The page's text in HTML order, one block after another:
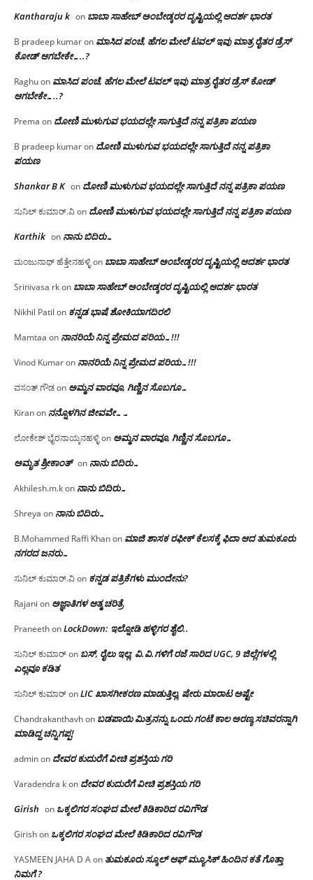
Kantharaju k on ಬಾಬಾ ಸಾಹೇಬ್ ಅಂಬೇಡ್ಕರರ ದೃಷ್ಟಿಯಲ್ಲಿ ಆದರ್ಶ ಭಾರತ
B pradeep kumaron ಮಾಸಿದ ಪಂಚೆ, ಹೆಗಲ ಮೇಲೆ ಟವಲ್‌ ಇವು ಮಾತ್ರ ರೈತರ ಡ್ರೆಸ್‌
ಕೋಡ್ ಆಗಬೇಕೇ…..?‌
Raghuon ಮಾಸಿದ ಪಂಚೆ, ಹೆಗಲ ಮೇಲೆ ಟವಲ್‌ ಇವು ಮಾತ್ರ ರೈತರ ಡ್ರೆಸ್‌ ಕೋಡ್
ಆಗಬೇಕೇ…..?‌
Prema on ದೋಣಿ ಮುಳುಗುವ ಭಯದಲ್ಲೇ ಸಾಗುತ್ತಿದೆ ನನ್ನ ಪತ್ರಿಕಾ ಪಯಣ
B pradeep kumaron ದೋಣಿ ಮುಳುಗುವ ಭಯದಲ್ಲೇ ಸಾಗುತ್ತಿದೆ ನನ್ನ ಪತ್ರಿಕಾ
ಪಯಣ
Shankar B K on ದೋಣಿ ಮುಳುಗುವ ಭಯದಲ್ಲೇ ಸಾಗುತ್ತಿದೆ ನನ್ನ ಪತ್ರಿಕಾ ಪಯಣ
ಸುನಿಲ್ ಕುಮಾರ್.ವಿon ದೋಣಿ ಮುಳುಗುವ ಭಯದಲ್ಲೇ ಸಾಗುತ್ತಿದೆ ನನ್ನ ಪತ್ರಿಕಾ ಪಯಣ
Karthik on ನಾನು ಬಿದಿರು…
ಮಂಜುನಾಥ್ ಹೆತ್ತೇನಹಳ್ಳಿon ಬಾಬಾ ಸಾಹೇಬ್ ಅಂಬೇಡ್ಕರರ ದೃಷ್ಟಿಯಲ್ಲಿ ಆದರ್ಶ ಭಾರತ
Srinivasa rkon ಬಾಬಾ ಸಾಹೇಬ್ ಅಂಬೇಡ್ಕರರ ದೃಷ್ಟಿಯಲ್ಲಿ ಆದರ್ಶ ಭಾರತ
Nikhil Patil on ಕನ್ನಡ ಭಾಷೆ ಶೋಕಿಯಾಗದಿರಲಿ
Mamtaa on ನಾನರಿಯೆ ನಿನ್ನ ಪ್ರೇಮದ ಪರಿಯ…!!!
Vinod Kumaron ನಾನರಿಯೆ ನಿನ್ನ ಪ್ರೇಮದ ಪರಿಯ…!!!
ವಸಂತ್ ಗೌಡon ಅಮ್ಮನ ವಾರವೂ, ಗಿಣ್ಣಿನ ಸೊಬಗೂ…
Kiranon ನನ್ನೊಳಗಿನ ಜೀವವೇ……
ಲೋಕೇಶ್ ಭೈರನಾಯ್ಕನಹಳ್ಳಿon ಅಮ್ಮನ ವಾರವೂ, ಗಿಣ್ಣಿನ ಸೊಬಗೂ…
ಅಮೃತ ಶ್ರೀಕಾಂತ್ on ನಾನು ಬಿದಿರು…
Akhilesh.m.kon ನಾನು ಬಿದಿರು…
Shreya on ನಾನು ಬಿದಿರು…
B.Mohammed Raffi Khanon ಮಾಜಿ ಶಾಸಕ ರಫೀಕ್ ಕೆಲಸಕ್ಕೆ ಫಿದಾ ಆದ ತುಮಕೂರು
ನಗರದ ಜನರು…
ಸುನಿಲ್ ಕುಮಾರ್.ವಿon ಕನ್ನಡ ಪತ್ರಿಕೆಗಳು ಮುಂದೇನು?
Rajani on ಅಜ್ಞಾತಿಗಳ ಆತ್ಮ ಚರಿತ್ರೆ
PraneethonLockDown: ಇಲ್ನೋಡಿ ಹಳ್ಳಿಗರ ಶೈಲಿ..
ಸುನಿಲ್ ಕುಮಾರ್on ಬಸ್, ರೈಲು ಇಲ್ಲ; ವಿ.ವಿ.ಗಳಿಗೆ ರಜೆ ಸಾರಿದ UGC, 9 ಜಿಲ್ಲೆಗಳಲ್ಲಿ
ಎಲ್ಲವೂ ಕಡಿತ
ಸುನಿಲ್ ಕುಮಾರ್onLIC ಖಾಸಗೀಕರಣ ಮಾಡುತ್ತಿಲ್ಲ, ಷೇರು ಮಾರಾಟ ಅಷ್ಟೇ
Chandrakanthavhon ಬಡಪಾಯಿ ಮಿತ್ರನನ್ನು ಒಂದು ಗಂಟೆ ಕಾಲ ಅರಣ್ಯ ಸಚಿವರನ್ನಾಗಿ
ಮಾಡಿದ್ದ ಚನ್ನಿಗಪ್ಪ!
adminon ದೇವರ ಕುದುರೆಗೆ ವೀಚಿ ಪ್ರಶಸ್ತಿಯ ಗರಿ
Varadendra kon ದೇವರ ಕುದುರೆಗೆ ವೀಚಿ ಪ್ರಶಸ್ತಿಯ ಗರಿ
Girish on ಒಕ್ಕಲಿಗರ ಸಂಘದ ಮೇಲೆ ಕಿಡಿಕಾರಿದ ರವಿಗೌಡ
Girishon ಒಕ್ಕಲಿಗರ ಸಂಘದ ಮೇಲೆ ಕಿಡಿಕಾರಿದ ರವಿಗೌಡ
YASMEEN JAHA D Aon ತುಮಕೂರು ಸ್ಕೂಲ್ ಆಫ್ ಮ್ಯೂಸಿಕ್ ಹಿಂದಿನ ಕತೆ ಗೊತ್ತಾ
ನಿಮಗೆ ?